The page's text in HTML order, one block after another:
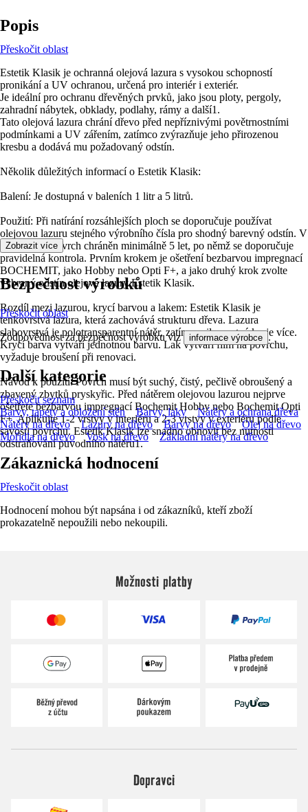
Popis
Přeskočit oblast
Estetik Klasik je ochranná olejová lazura s vysokou schopností
pronikání a UV ochranou, určená pro interiér i exteriér.
Je ideální pro ochranu dřevěných prvků, jako jsou ploty, pergoly,
zahradní nábytek, obklady, podlahy, rámy a další1.
Tato olejová lazura chrání dřevo před nepříznivými povětrnostními
podmínkami a UV zářením, zatímco zvýrazňuje jeho přirozenou
kresbu a dodává mu požadovaný odstín.
Několik důležitých informací o Estetik Klasik:
Balení: Je dostupná v baleních 1 litr a 5 litrů.
Použití: Při natírání rozsáhlejších ploch se doporučuje používat
olejovou lazuru stejného výrobního čísla pro shodný barevný odstín. V
exteriéru je povrch chráněn minimálně 5 let, po němž se doporučuje
pravidelná kontrola. Prvním krokem je ošetření bezbarvou impregnací
BOCHEMIT, jako Hobby nebo Opti F+, a jako druhý krok zvolte
vybraný odstín olejové lazury Estetik Klasik.
Rozdíl mezi lazurou, krycí barvou a lakem: Estetik Klasik je
tenkovrstvá lazura, která zachovává strukturu dřeva. Lazura
slabovrstvá je polotransparentní nátěr, zatímco silnovrstvá kryje více.
Krycí barva vytváří jednotnou barvu. Lak vytváří film na povrchu,
vyžaduje broušení při renovaci.
Návod k použití: Povrch musí být suchý, čistý, pečlivě obroušený a
zbavený zbytků pryskyřic. Před nátěrem olejovou lazurou nejprve
ošetřete bezbarvou impregnací Bochemit Hobby nebo Bochemit Opti
F+. Aplikujte 1-2 vrstvy v interiéru a 2-3 vrstvy v exteriéru podle
savosti povrchu. Estetik Klasik lze snadno obnovit bez nutnosti
odstraňování původního nátěru1.
Zobrazit více
Bezpečnost výrobků
Přeskočit oblast
Zodpovědnost za bezpečnost výrobku viz informace výrobce .
Další kategorie
Přeskočit seznam
Barvy, tapety a obložení stěn
Barvy, laky
Nátěry a ochrana dřeva
Nátěry na dřevo
Lazury na dřevo Barvy na dřevo
Olej na dřevo
Mořidla na dřevo
Vosk na dřevo Základní nátěry na dřevo
Zákaznická hodnocení
Přeskočit oblast
Hodnocení mohou být napsána i od zákazníků, kteří zboží
prokazatelně nepoužili nebo nekoupili.
Možnosti platby
Dopravci